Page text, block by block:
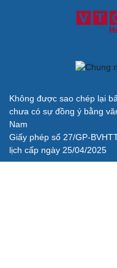
Không được sao chép lại
chưa có sự đồng ý bằng
Nam
Giấy phép số 27/GP-
lịch cấp ngày 25/04/2025